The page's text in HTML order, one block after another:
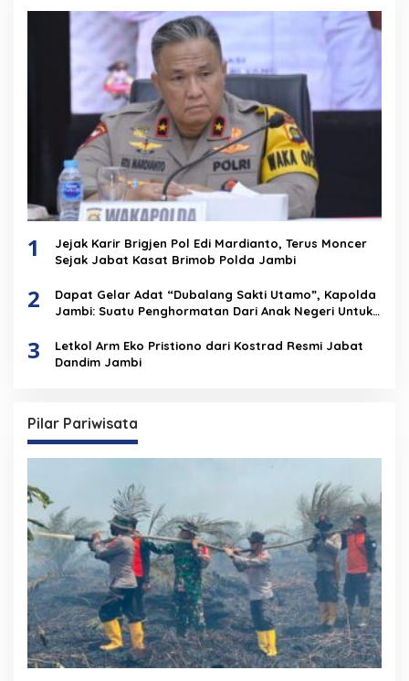
1
Jejak Karir Brigjen Pol Edi Mardianto, Terus Moncer
Sejak Jabat Kasat Brimob Polda Jambi
2
Dapat Gelar Adat “Dubalang Sakti Utamo”, Kapolda
Jambi: Suatu Penghormatan Dari Anak Negeri Untuk
3
Letkol Arm Eko Pristiono dari Kostrad Resmi Jabat
Dandim Jambi
Pilar Pariwisata